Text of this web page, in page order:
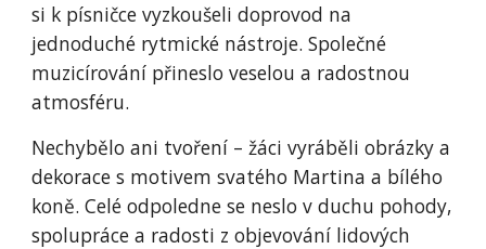
si k písničce vyzkoušeli doprovod na
jednoduché rytmické nástroje. Společné
muzicírování přineslo veselou a radostnou
atmosféru.
Nechybělo ani tvoření – žáci vyráběli obrázky a
dekorace s motivem svatého Martina a bílého
koně. Celé odpoledne se neslo v duchu pohody,
spolupráce a radosti z objevování lidových